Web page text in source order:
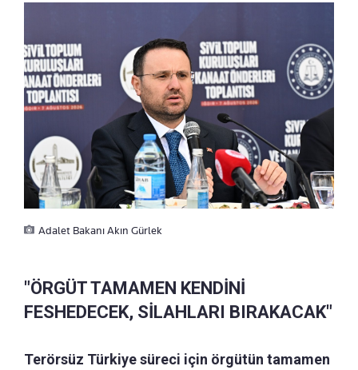
Adalet Bakanı Akın Gürlek
"ÖRGÜT TAMAMEN KENDİNİ
FESHEDECEK, SİLAHLARI BIRAKACAK"
Terörsüz Türkiye süreci için örgütün tamamen